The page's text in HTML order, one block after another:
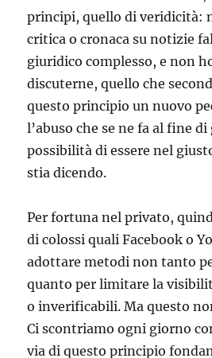
principi, quello di veridicità:
critica o cronaca su notizie
giuridico complesso, e non
discuterne, quello che
questo principio un nuovo
l’abuso che se ne fa al fine
possibilità di essere nel
stia dicendo.
Per fortuna nel privato,
di colossi quali Facebook o
adottare metodi non tanto
quanto per limitare la
o inverificabili. Ma questo
Ci scontriamo ogni giorno
via di questo principio